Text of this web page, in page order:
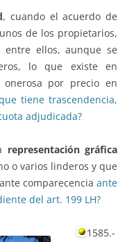
, cuando el acuerdo de
de los propietarios,
entre ellos, aunque se
lo que existe en
por precio en
tiene trascendencia,
adjudicada?
representación gráfica
o varios linderos y que
comparecencia ante
del art. 199 LH?
1585.-